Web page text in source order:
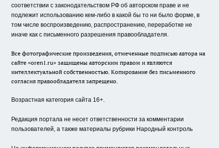
соответствии с законодательством РФ об авторском праве и не
подлежит использованию кем-либо в какой бы то ни было форме, в
том числе воспроизведению, распространению, переработке не
иначе как с письменного разрешения правообладателя.
Все фотографические произведения, отмеченные подписью автора на
сайте «oren1.ru» защищены авторским правом и являются
интеллектуальной собственностью. Копирование без письменного
согласия правообладателя запрещено.
Возрастная категория сайта 16+.
Редакция портала не несет ответственности за комментарии
пользователей, а также материалы рубрики Народный контроль